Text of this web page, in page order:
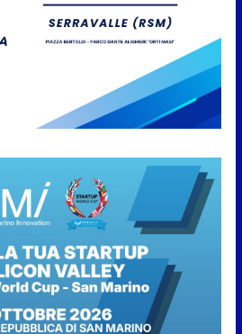
Emergenza acqua a San
irrigazione, multe fino a 2.000
6 Agosto 2026